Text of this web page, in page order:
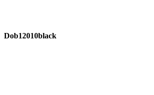
Dob12010black